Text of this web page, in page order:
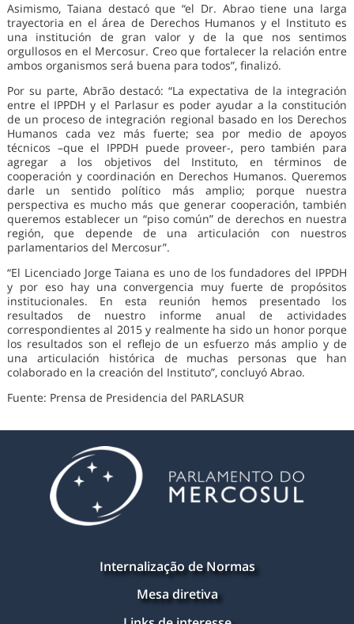
Asimismo, Taiana destacó que “el Dr. Abrao tiene una larga
trayectoria en el área de Derechos Humanos y el Instituto es
una institución de gran valor y de la que nos sentimos
orgullosos en el Mercosur. Creo que fortalecer la relación entre
ambos organismos será buena para todos”, finalizó.
Por su parte, Abrão destacó: “La expectativa de la integración
entre el IPPDH y el Parlasur es poder ayudar a la constitución
de un proceso de integración regional basado en los Derechos
Humanos cada vez más fuerte; sea por medio de apoyos
técnicos –que el IPPDH puede proveer-, pero también para
agregar a los objetivos del Instituto, en términos de
cooperación y coordinación en Derechos Humanos. Queremos
darle un sentido político más amplio; porque nuestra
perspectiva es mucho más que generar cooperación, también
queremos establecer un “piso común” de derechos en nuestra
región, que depende de una articulación con nuestros
parlamentarios del Mercosur”.
“El Licenciado Jorge Taiana es uno de los fundadores del IPPDH
y por eso hay una convergencia muy fuerte de propósitos
institucionales. En esta reunión hemos presentado los
resultados de nuestro informe anual de actividades
correspondientes al 2015 y realmente ha sido un honor porque
los resultados son el reflejo de un esfuerzo más amplio y de
una articulación histórica de muchas personas que han
colaborado en la creación del Instituto”, concluyó Abrao.
Fuente: Prensa de Presidencia del PARLASUR
Internalização de Normas
Mesa diretiva